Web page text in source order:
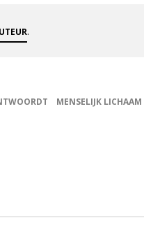
.
MENSELIJK LICHAAM